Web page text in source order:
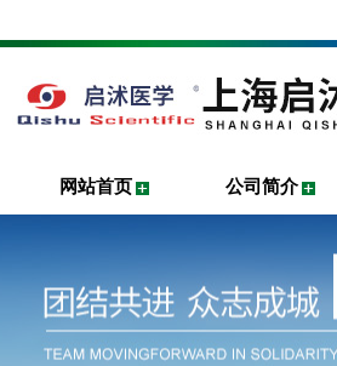
网站首页 公司简介